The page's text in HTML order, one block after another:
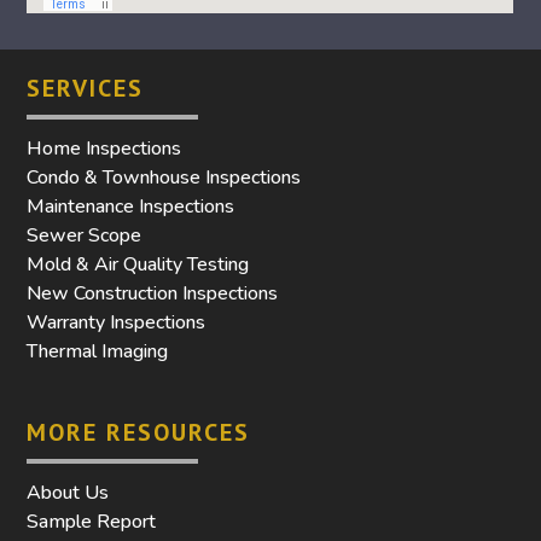
SERVICES
Home Inspections
Condo & Townhouse Inspections
Maintenance Inspections
Sewer Scope
Mold & Air Quality Testing
New Construction Inspections
Warranty Inspections
Thermal Imaging
MORE RESOURCES
About Us
Sample Report